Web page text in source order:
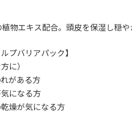
物エキス配合。頭皮を保湿し穏や
ルプバリアパック】
に）
がある方
になる方
燥が気になる方